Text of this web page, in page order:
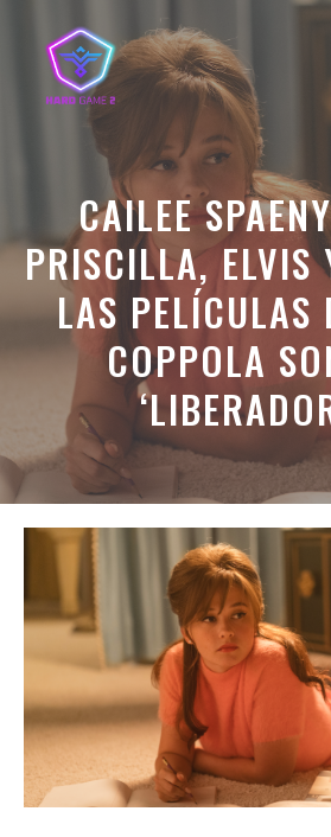
contenido
CAILEE
PRISCILLA, ELVIS
LAS PELÍCULAS
COPPOLA